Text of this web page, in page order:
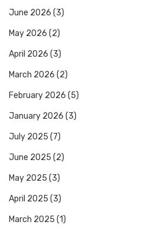
June 2026 (3)
May 2026 (2)
April 2026 (3)
March 2026 (2)
February 2026 (5)
January 2026 (3)
July 2025 (7)
June 2025 (2)
May 2025 (3)
April 2025 (3)
March 2025 (1)